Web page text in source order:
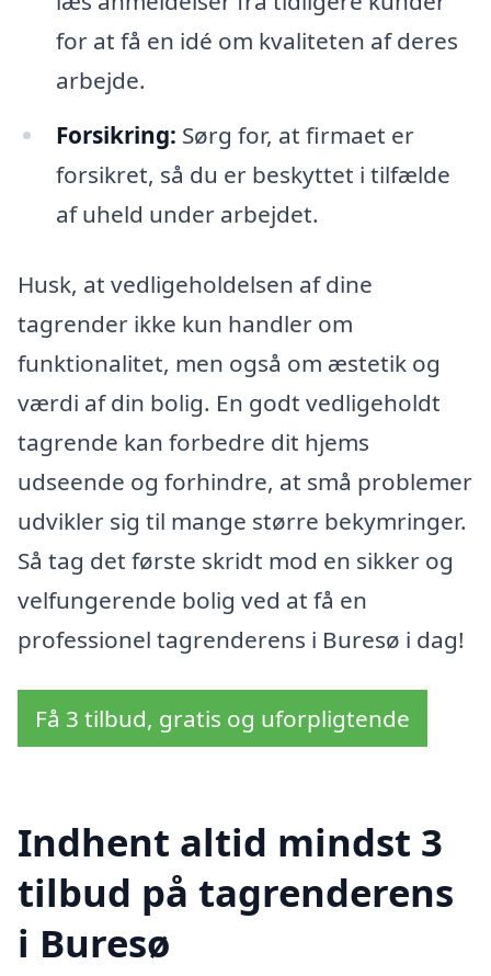
for at få en idé om kvaliteten af deres
arbejde.
Forsikring: Sørg for, at firmaet er
forsikret, så du er beskyttet i tilfælde
af uheld under arbejdet.
Husk, at vedligeholdelsen af dine
tagrender ikke kun handler om
funktionalitet, men også om æstetik og
værdi af din bolig. En godt vedligeholdt
tagrende kan forbedre dit hjems
udseende og forhindre, at små problemer
udvikler sig til mange større bekymringer.
Så tag det første skridt mod en sikker og
velfungerende bolig ved at få en
professionel tagrenderens i Buresø i dag!
Få 3 tilbud, gratis og uforpligtende
Indhent altid mindst 3
tilbud på tagrenderens
i Buresø